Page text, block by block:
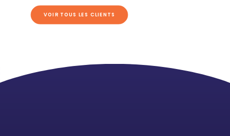
VOIR TOUS LES CLIENTS